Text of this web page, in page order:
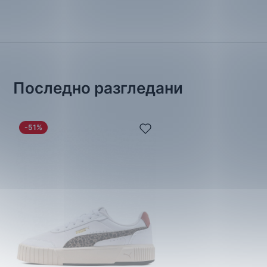
Последно разгледани
-51%